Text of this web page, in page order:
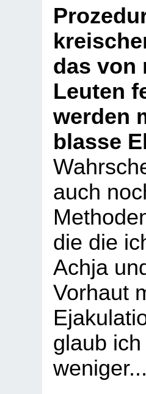
das von
Leuten
werden
blasse
auch
die die
Achja
Vorhaut
glaub